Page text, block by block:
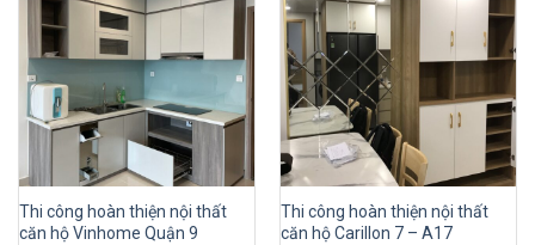
Thi công hoàn thiện nội thất
căn hộ Vinhome Quận 9
Thi công hoàn thiện nội thất
căn hộ Carillon 7 – A17